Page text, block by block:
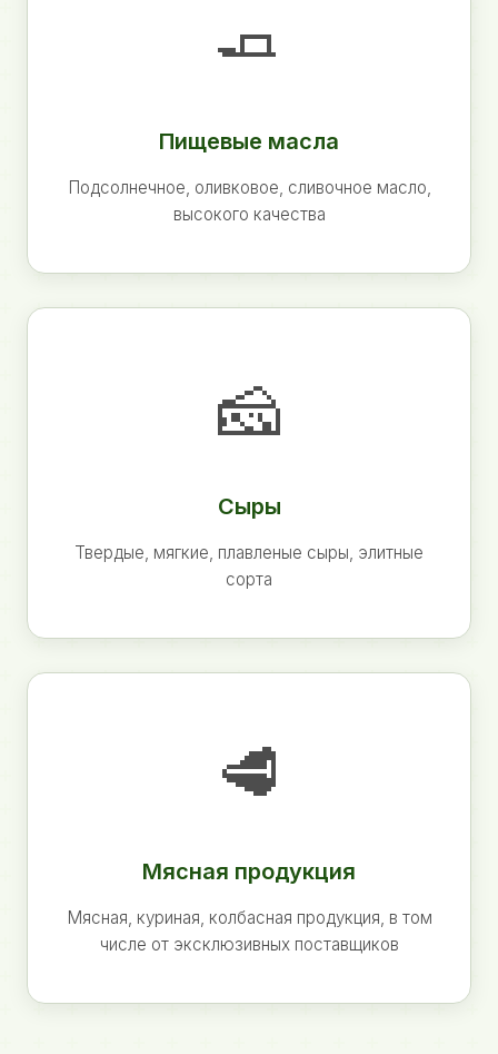
🧈
Пищевые масла
Подсолнечное, оливковое, сливочное масло,
высокого качества
🧀
Сыры
Твердые, мягкие, плавленые сыры, элитные
сорта
🥩
Мясная продукция
Мясная, куриная, колбасная продукция, в том
числе от эксклюзивных поставщиков